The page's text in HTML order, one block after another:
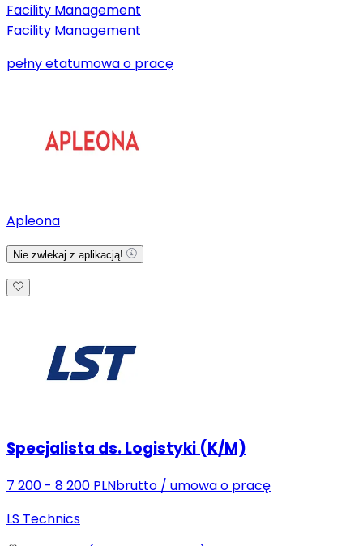
Facility Management
Facility Management
pełny etatumowa o pracę
Apleona
Nie zwlekaj z aplikacją!
Specjalista ds. Logistyki (K/M)
7 200 - 8 200 PLNbrutto / umowa o pracę
LS Technics